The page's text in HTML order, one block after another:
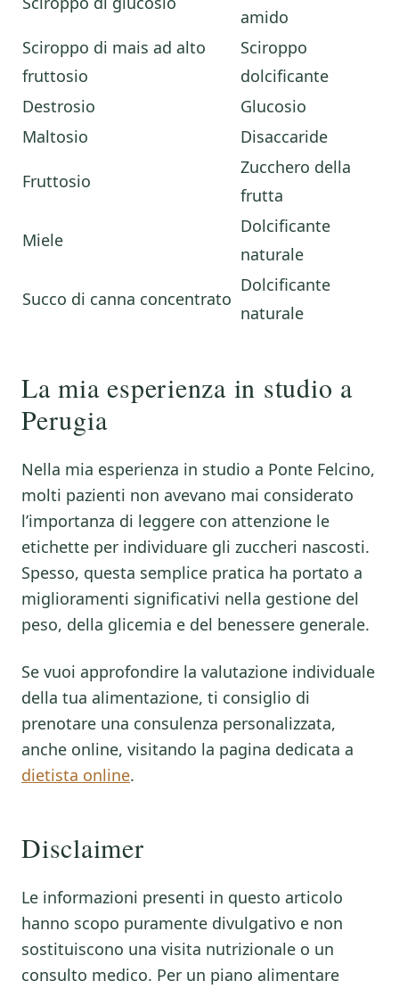
amido
Sciroppo di mais ad alto
fruttosio
Sciroppo
dolcificante
Destrosio
Glucosio
Maltosio
Disaccaride
Fruttosio
Zucchero della
frutta
Miele
Dolcificante
naturale
Succo di canna concentrato
Dolcificante
naturale
La mia esperienza in studio a
Perugia
Nella mia esperienza in studio a Ponte Felcino,
molti pazienti non avevano mai considerato
l’importanza di leggere con attenzione le
etichette per individuare gli zuccheri nascosti.
Spesso, questa semplice pratica ha portato a
miglioramenti significativi nella gestione del
peso, della glicemia e del benessere generale.
Se vuoi approfondire la valutazione individuale
della tua alimentazione, ti consiglio di
prenotare una consulenza personalizzata,
anche online, visitando la pagina dedicata a
dietista online.
Disclaimer
Le informazioni presenti in questo articolo
hanno scopo puramente divulgativo e non
sostituiscono una visita nutrizionale o un
consulto medico. Per un piano alimentare